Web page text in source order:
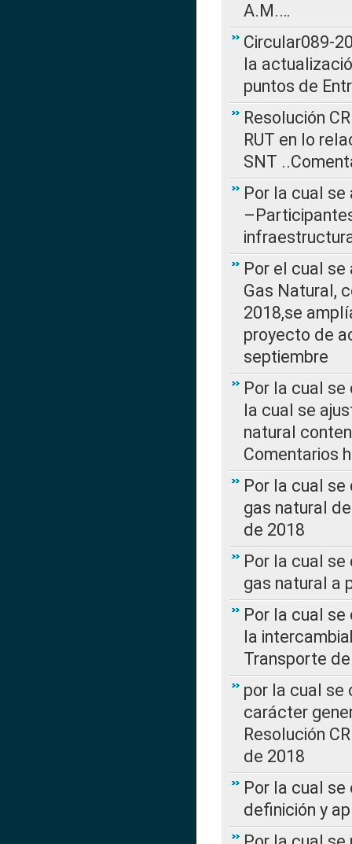
A.M.…
Circular089-
la
puntos de
Resolución
RUT en lo
SNT
Por la cual se
Por el cual
Gas Natural,
2018,se
proyecto de
septiembre
Por la cual se
la cual se
natural
Comentarios
Por la cual
gas natural
de 2018
Por la cual
gas natural a
Por la cual
la
Transporte
por la cual se
carácter
Resolución
de 2018
Por la cual
definición y